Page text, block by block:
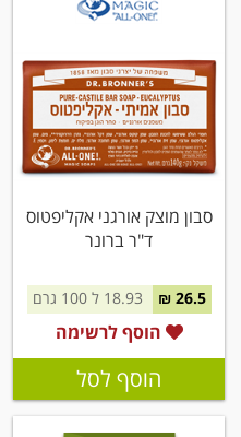
סבון מוצק אורגני אקליפטוס
ד"ר ברונר
26.5 ₪
הוסף לרשימה
הוסף לסל